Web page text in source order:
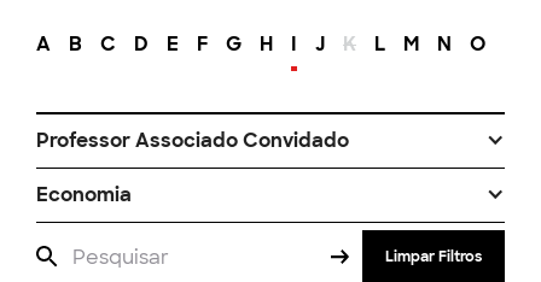
A B C D E F G H I J K L M N O
Professor Associado Convidado
Economia
Limpar Filtros